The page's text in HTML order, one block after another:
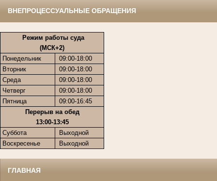
ВНЕПРОЦЕССУАЛЬНЫЕ ОБРАЩЕНИЯ
Режим работы суда
(МСК+2)
Понедельник
09:00-18:00
Вторник
09:00-18:00
Среда
09:00-18:00
Четверг
09:00-18:00
Пятница
09:00-16:45
Перерыв на обед
13:00-13:45
Суббота
Выходной
Воскресенье
Выходной
ГЛАВНАЯ